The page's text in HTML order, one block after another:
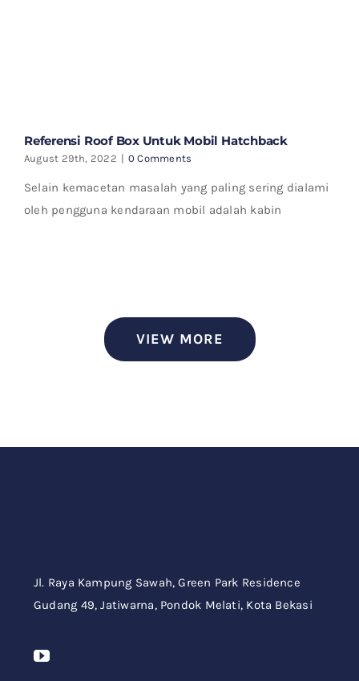
Referensi Roof Box Untuk Mobil Hatchback
August 29th, 2022 | 0 Comments
Selain kemacetan masalah yang paling sering dialami
oleh pengguna kendaraan mobil adalah kabin
VIEW MORE
Jl. Raya Kampung Sawah,Green Park Residence
Gudang 49,Jatiwarna, Pondok Melati, Kota Bekasi